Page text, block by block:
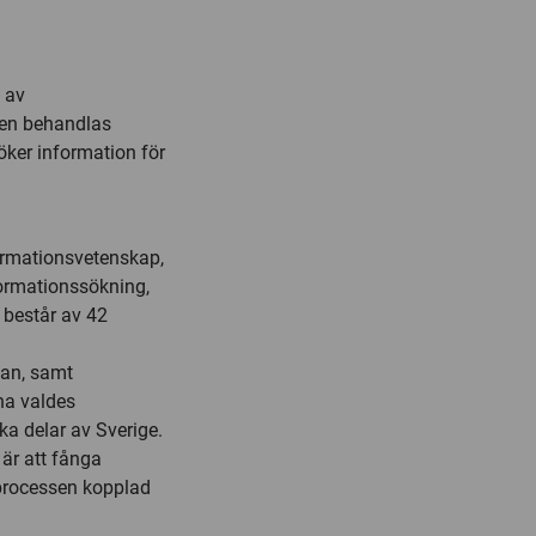
av
behandlas
information för
av 42
samt
valdes
delar av Sverige.
att fånga
kopplad